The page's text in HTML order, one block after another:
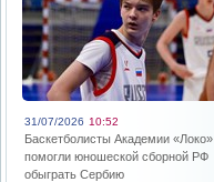
31/07/2026 10:52
Баскетболисты Академии «Локо»
помогли юношеской сборной РФ
обыграть Сербию